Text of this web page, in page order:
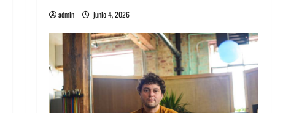
admin junio 4, 2026